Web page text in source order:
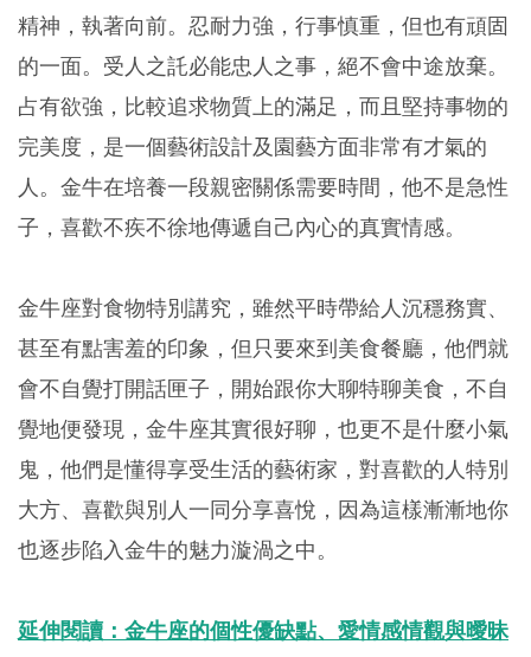
精神，執著向前。忍耐力強，行事慎重，但也有頑固
的一面。受人之託必能忠人之事，絕不會中途放棄。
占有欲強，比較追求物質上的滿足，而且堅持事物的
完美度，是一個藝術設計及園藝方面非常有才氣的
人。金牛在培養一段親密關係需要時間，他不是急性
子，喜歡不疾不徐地傳遞自己內心的真實情感。
金牛座對食物特別講究，雖然平時帶給人沉穩務實、
甚至有點害羞的印象，但只要來到美食餐廳，他們就
會不自覺打開話匣子，開始跟你大聊特聊美食，不自
覺地便發現，金牛座其實很好聊，也更不是什麼小氣
鬼，他們是懂得享受生活的藝術家，對喜歡的人特別
大方、喜歡與別人一同分享喜悅，因為這樣漸漸地你
也逐步陷入金牛的魅力漩渦之中。
延伸閱讀：金牛座的個性優缺點、愛情感情觀與曖昧